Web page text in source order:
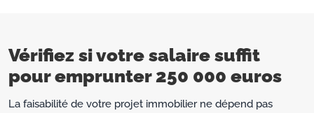
Vérifiez si votre salaire suffit
pour emprunter 250 000 euros
La faisabilité de votre projet immobilier ne dépend pas